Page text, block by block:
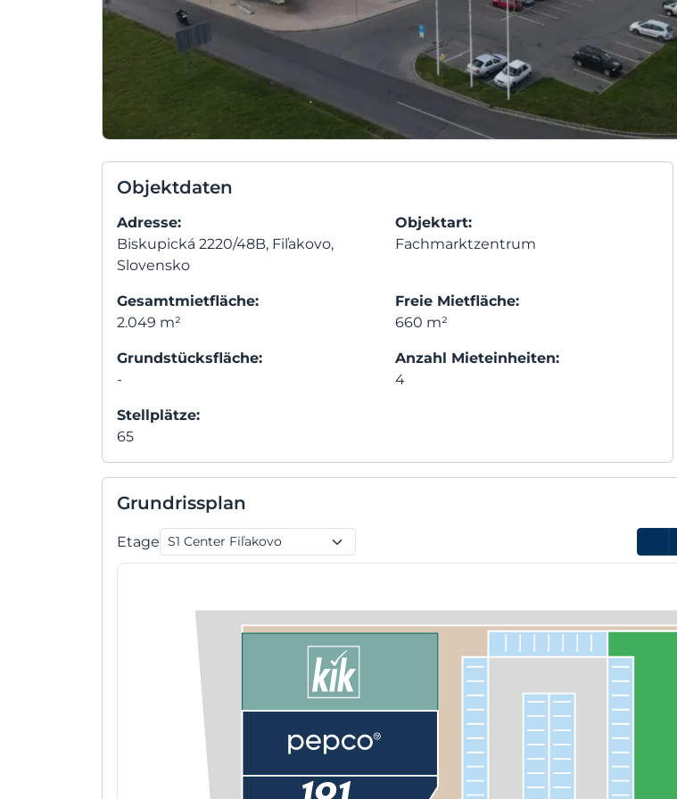
Objektdaten
Adresse:
Biskupická 2220/48B, Fiľakovo,
Slovensko
Objektart:
Fachmarktzentrum
Gesamtmietfläche:
2.049 m²
Freie Mietfläche:
660 m²
Grundstücksfläche:
-
Anzahl Mieteinheiten:
4
Stellplätze:
65
Grundrissplan
Etage